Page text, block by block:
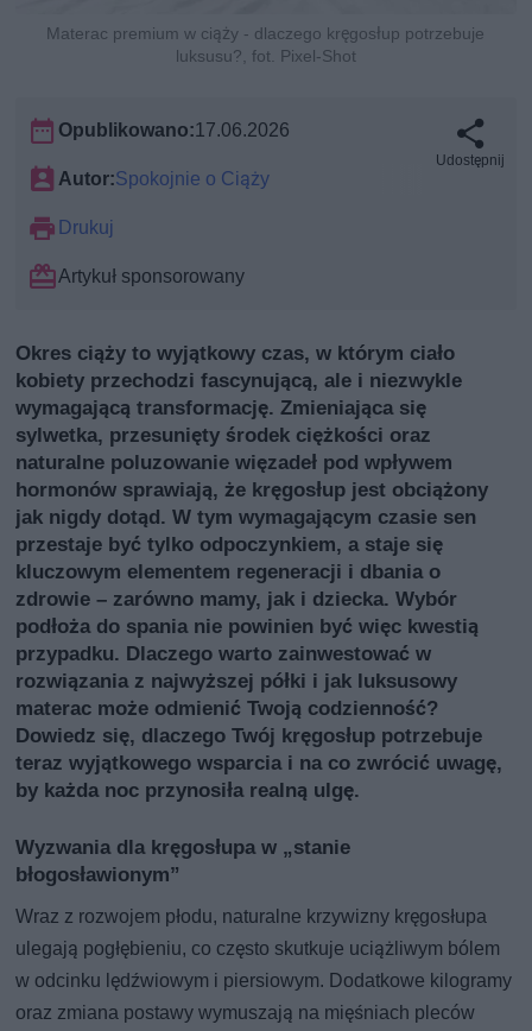
Materac premium w ciąży - dlaczego kręgosłup potrzebuje
luksusu?, fot. Pixel-Shot
Opublikowano:17.06.2026
Autor:Spokojnie o Ciąży
Drukuj
Artykuł sponsorowany
Udostępnij
Okres ciąży to wyjątkowy czas, w którym ciało
kobiety przechodzi fascynującą, ale i niezwykle
wymagającą transformację. Zmieniająca się
sylwetka, przesunięty środek ciężkości oraz
naturalne poluzowanie więzadeł pod wpływem
hormonów sprawiają, że kręgosłup jest obciążony
jak nigdy dotąd. W tym wymagającym czasie sen
przestaje być tylko odpoczynkiem, a staje się
kluczowym elementem regeneracji i dbania o
zdrowie – zarówno mamy, jak i dziecka. Wybór
podłoża do spania nie powinien być więc kwestią
przypadku. Dlaczego warto zainwestować w
rozwiązania z najwyższej półki i jak luksusowy
materac może odmienić Twoją codzienność?
Dowiedz się, dlaczego Twój kręgosłup potrzebuje
teraz wyjątkowego wsparcia i na co zwrócić uwagę,
by każda noc przynosiła realną ulgę.
Wyzwania dla kręgosłupa w „stanie
błogosławionym”
Wraz z rozwojem płodu, naturalne krzywizny kręgosłupa
ulegają pogłębieniu, co często skutkuje uciążliwym bólem
w odcinku lędźwiowym i piersiowym. Dodatkowe kilogramy
oraz zmiana postawy wymuszają na mięśniach pleców